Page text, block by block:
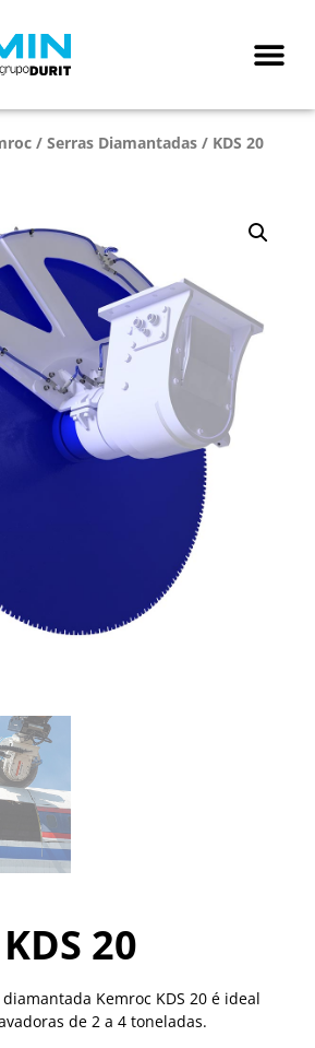
/ Serras Diamantadas / KDS 20
KDS 20
Kemroc KDS 20 é ideal
de 2 a 4 toneladas.